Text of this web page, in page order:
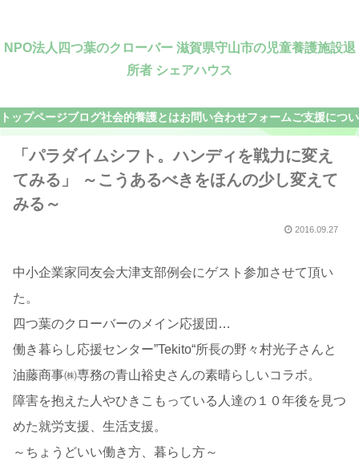
NPO法人四つ葉のクローバー 滋賀県守山市の児童養護施設退
所者 シェアハウス
トップページブログ社会的養護とはお問い合わせフォームご支援につ
「パラダイムシフト。ハンディを戦力に変え
てみる」 ～こうあるべきをほんの少し変えて
みる～
2016.09.27
中小企業家同友会大津支部例会にゲスト参加させて頂い
た。
四つ葉のクローバーのメイン応援団…
働き暮らし応援センター”Tekito“所長の野々村光子さんと
油藤商事㈱専務の青山裕史さんの素晴らしいコラボ。
障害を抱えた人やひきこもっている人達の１０年後を見つ
めた就労支援、生活支援。
～ちょうどいい働き方、暮らし方～